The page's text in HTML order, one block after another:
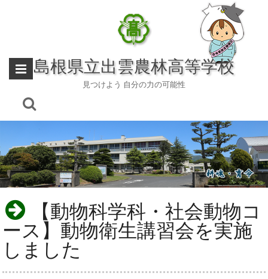
島根県立出雲農林高等学校
見つけよう 自分の力の可能性
【動物科学科・社会動物コ
ース】動物衛生講習会を実施
しました